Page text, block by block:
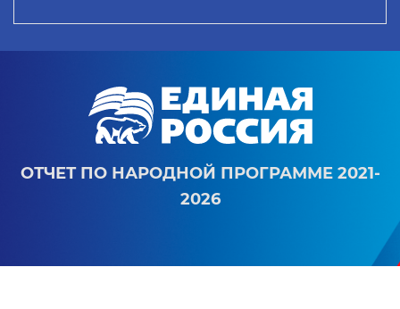
ОТЧЕТ ПО НАРОДНОЙ ПРОГРАММЕ 2021-
2026